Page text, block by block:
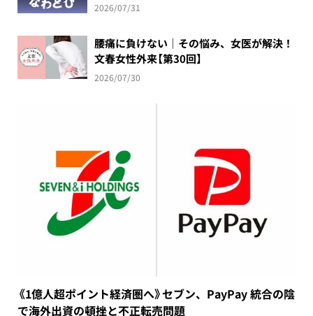
2026/07/31
腰痛に負けない｜その悩み、女医が解決！
文春女性外来【第30回】
2026/07/30
《1億人超ポイント経済圏へ》セブン、PayPay 統合の陰
で海外出資の頓挫と不正転売問題